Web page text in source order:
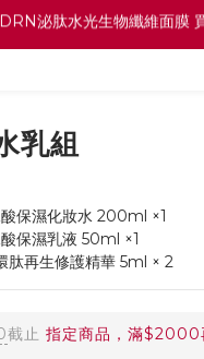
泌肽水光生物纖維面膜
網會員招募中 ♡ 八月消費紅
乳組
保濕化妝水 200ml ×1
保濕乳液 50ml ×1
再生修護精華 5ml × 2
截止 指定商品，滿